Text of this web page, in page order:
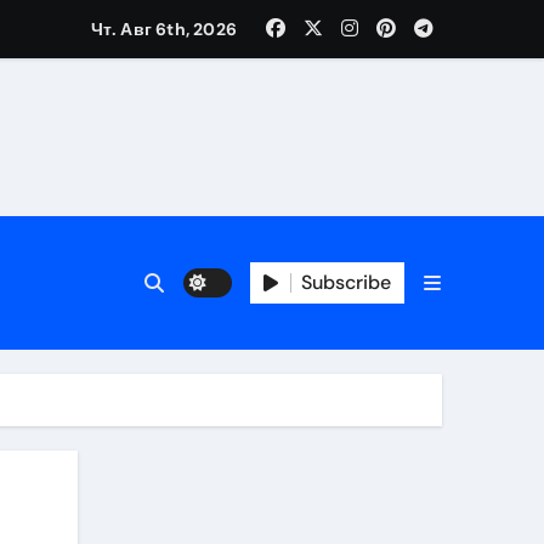
Чт. Авг 6th, 2026
Subscribe